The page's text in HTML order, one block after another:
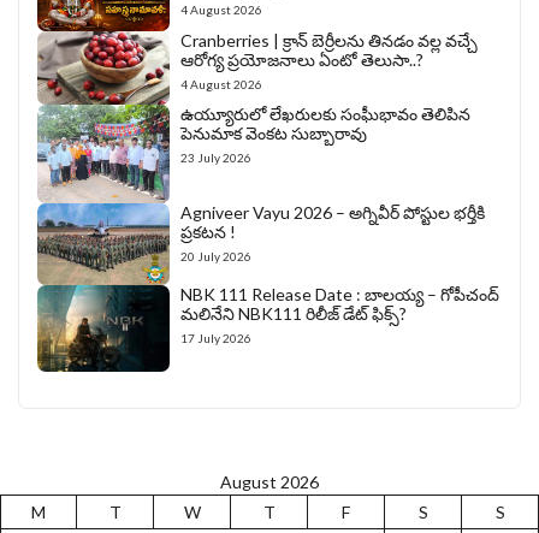
4 August 2026
Cranberries | క్రాన్ బెర్రీల‌ను తిన‌డం వ‌ల్ల వచ్చే
ఆరోగ్య ప్రయోజనాలు ఏంటో తెలుసా..?
4 August 2026
ఉయ్యూరులో లేఖరులకు సంఘీభావం తెలిపిన
పెనుమాక వెంకట సుబ్బారావు
23 July 2026
Agniveer Vayu 2026 – అగ్నివీర్‌ పోస్టుల భర్తీకి
ప్రకటన !
20 July 2026
NBK 111 Release Date : బాలయ్య – గోపీచంద్
మలినేని NBK111 రిలీజ్ డేట్ ఫిక్స్?
17 July 2026
August 2026
M
T W T F S
S